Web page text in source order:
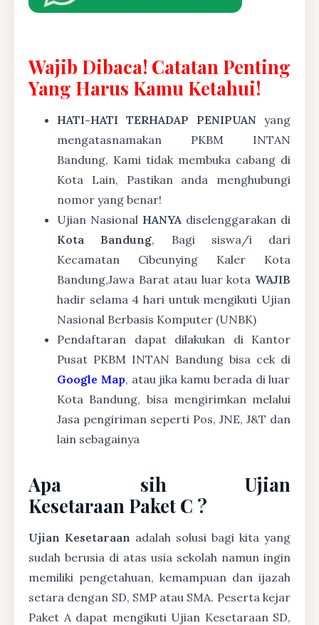
Wajib Dibaca! Catatan Penting
Yang Harus Kamu Ketahui!
HATI-HATI TERHADAP PENIPUAN yang
mengatasnamakan PKBM INTAN
Bandung, Kami tidak membuka cabang di
Kota Lain, Pastikan anda menghubungi
nomor yang benar!
Ujian Nasional HANYA diselenggarakan di
Kota Bandung, Bagi siswa/i dari
Kecamatan Cibeunying Kaler Kota
Bandung,Jawa Barat atau luar kota WAJIB
hadir selama 4 hari untuk mengikuti Ujian
Nasional Berbasis Komputer (UNBK)
Pendaftaran dapat dilakukan di Kantor
Pusat PKBM INTAN Bandung bisa cek di
Google Map, atau jika kamu berada di luar
Kota Bandung, bisa mengirimkan melalui
Jasa pengiriman seperti Pos, JNE, J&T dan
lain sebagainya
Apa sih Ujian
Kesetaraan Paket C ?
Ujian Kesetaraan adalah solusi bagi kita yang
sudah berusia di atas usia sekolah namun ingin
memiliki pengetahuan, kemampuan dan ijazah
setara dengan SD, SMP atau SMA. Peserta kejar
Paket A dapat mengikuti Ujian Kesetaraan SD,